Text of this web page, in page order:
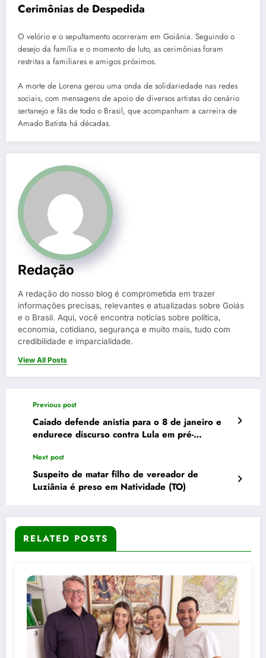
Cerimônias de Despedida
O velório e o sepultamento ocorreram em Goiânia. Seguindo o
desejo da família e o momento de luto, as cerimônias foram
restritas a familiares e amigos próximos.
A morte de Lorena gerou uma onda de solidariedade nas redes
sociais, com mensagens de apoio de diversos artistas do cenário
sertanejo e fãs de todo o Brasil, que acompanham a carreira de
Amado Batista há décadas.
Redação
A redação do nosso blog é comprometida em trazer
informações precisas, relevantes e atualizadas sobre Goiás
e o Brasil. Aqui, você encontra notícias sobre política,
economia, cotidiano, segurança e muito mais, tudo com
credibilidade e imparcialidade.
View All Posts
Previous post
Caiado defende anistia para o 8 de janeiro e
endurece discurso contra Lula em pré-
Next post
Suspeito de matar filho de vereador de
Luziânia é preso em Natividade (TO)
RELATED POSTS